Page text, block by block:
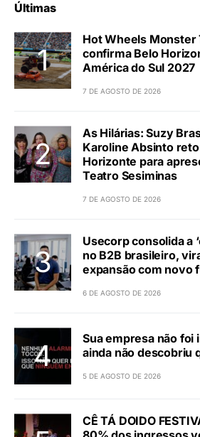
Últimas
Hot Wheels Monster
confirma Belo
América do Sul 2027
7 DE AGOSTO DE 2026
As Hilárias: Suzy
Karoline Absinto
Horizonte para
Teatro Sesiminas
7 DE AGOSTO DE 2026
Usecorp consolida a
no B2B brasileiro,
expansão com novo
6 DE AGOSTO DE 2026
Sua empresa não foi
ainda não descobriu
5 DE AGOSTO DE 2026
CÊ TÁ DOIDO